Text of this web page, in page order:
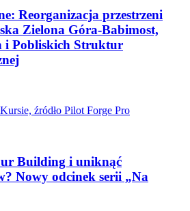
Reorganizacja przestrzeni
Zielona Góra-Babimost,
i Pobliskich Struktur
Building i uniknąć
Nowy odcinek serii „Na